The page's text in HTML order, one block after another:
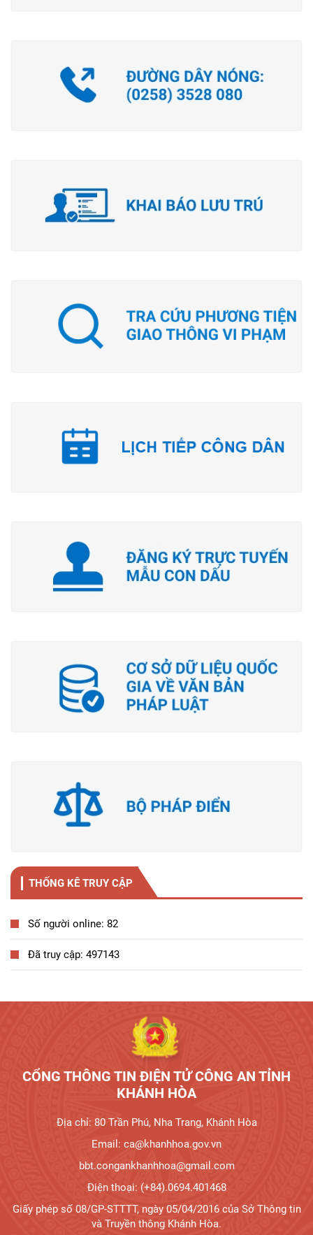
THỐNG KÊ TRUY CẬP
Số người online: 82
Đã truy cập: 497143
CỔNG THÔNG TIN ĐIỆN TỬ CÔNG AN TỈNH
KHÁNH HÒA
Địa chỉ: 80 Trần Phú, Nha Trang, Khánh Hòa
Email: ca@khanhhoa.gov.vn
bbt.congankhanhhoa@gmail.com
Điện thoại: (+84).0694.401468
Giấy phép số 08/GP-STTTT, ngày 05/04/2016 của Sở Thông tin
và Truyền thông Khánh Hòa.